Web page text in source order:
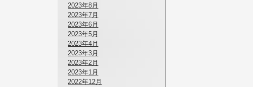
2023年8月
2023年7月
2023年6月
2023年5月
2023年4月
2023年3月
2023年2月
2023年1月
2022年12月